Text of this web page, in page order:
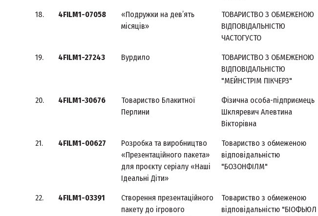
18. 4FILM1-07058
«Подружки на дев’ять
місяців»
ТОВАРИСТВО З ОБМЕЖЕНОЮ
ВІДПОВІДАЛЬНІСТЮ
ЧАСТОГУСТО
19. 4FILM1-27243 Вурдило
ТОВАРИСТВО З ОБМЕЖЕНОЮ
ВІДПОВІДАЛЬНІСТЮ
"МЕЙНСТРІМ ПІКЧЕРЗ"
20. 4FILM1-30676
Товариство Блакитної
Перлини
Фізична особа-підприємець
Шкляревич Алевтина
Вікторівна
21. 4FILM1-00627
Розробка та виробництво
«Презентаційного пакета»
для проєкту серіалу «Наші
Ідеальні Діти»
Товариство з обмеженою
відповідальністю
"БОЗОНФІЛМ"
22. 4FILM1-03391
Створення презентаційного
пакету до ігрового
Товариство з обмеженою
відповідальністю "БІОФЬЮЛ